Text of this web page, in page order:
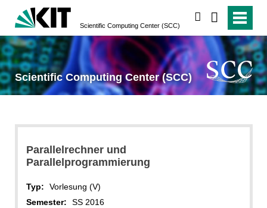
Scientific Computing Center (SCC)
Scientific Computing Center (SCC)
Parallelrechner und
Parallelprogrammierung
Typ:
Vorlesung (V)
Semester:
SS 2016